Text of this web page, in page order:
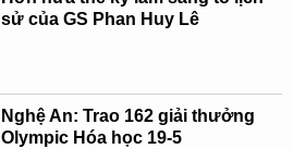
sử của GS Phan Huy Lê
Nghệ An: Trao 162 giải thưởng
Olympic Hóa học 19-5